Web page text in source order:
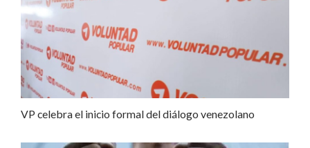
VP celebra el inicio formal del diálogo venezolano